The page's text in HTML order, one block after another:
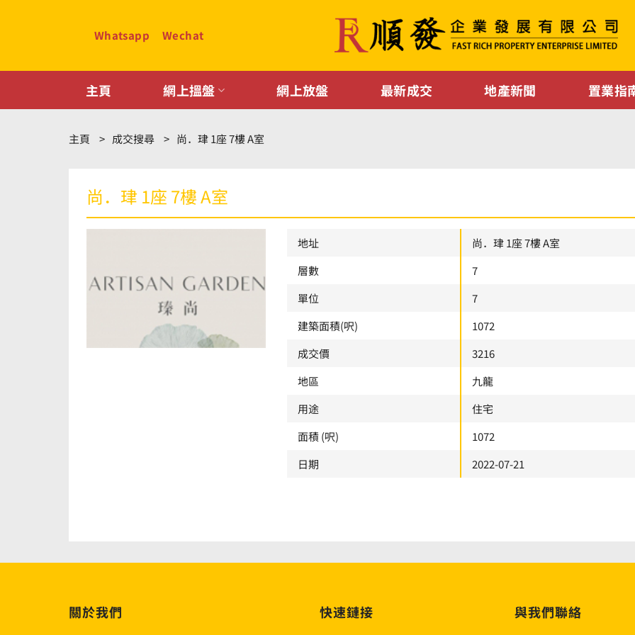
Whatsapp Wechat
主頁 網上搵盤 網上放盤 最新成交 地產新聞 置業指
主頁 成交搜尋 尚．珒 1座 7樓 A室
尚．珒 1座 7樓 A室
地址
尚．珒 1座 7樓 A室
層數
7
單位
7
建築面積(呎)
1072
成交價
3216
地區
九龍
用途
住宅
面積 (呎)
1072
日期
2022-07-21
關於我們 快速鏈接 與我們聯絡